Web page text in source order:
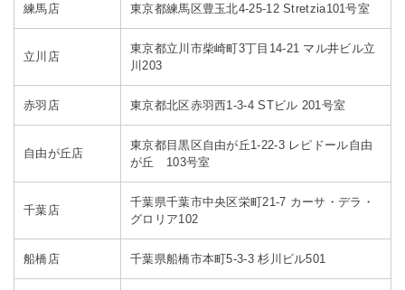
練馬店 東京都練馬区豊玉北4-25-12 Stretzia101号室
立川店
東京都立川市柴崎町3丁目14-21 マル井ビル立
川203
赤羽店 東京都北区赤羽西1-3-4 STビル 201号室
自由が丘店
東京都目黒区自由が丘1-22-3 レピドール自由
が丘 103号室
千葉店
千葉県千葉市中央区栄町21-7 カーサ・デラ・
グロリア102
船橋店 千葉県船橋市本町5-3-3 杉川ビル501